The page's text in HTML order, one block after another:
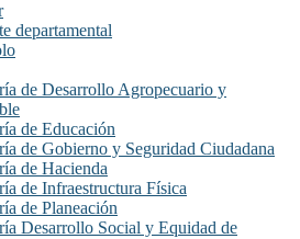
departamental
de Desarrollo Agropecuario y
de Educación
de Gobierno y Seguridad Ciudadana
de Hacienda
de Infraestructura Física
de Planeación
Desarrollo Social y Equidad de